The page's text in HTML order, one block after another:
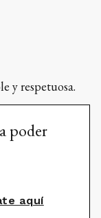
y respetuosa.
poder
aquí